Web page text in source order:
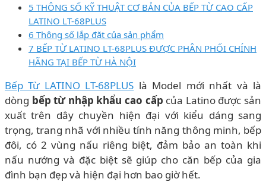
5 THÔNG SỐ KỸ THUẬT CƠ BẢN CỦA BẾP TỪ CAO CẤP
LATINO LT-68PLUS
6 Thông số lắp đặt của sản phẩm
7 BẾP TỪ LATINO LT-68PLUS ĐƯỢC PHÂN PHỐI CHÍNH
HÃNG TẠI BẾP TỪ HÀ NỘI
Bếp Từ LATINO LT-68PLUS là Model mới nhất và là
dòng bếp từ nhập khẩu cao cấp của Latino được sản
xuất trên dây chuyền hiện đại với kiểu dáng sang
trọng, trang nhã với nhiều tính năng thông minh, bếp
đôi, có 2 vùng nấu riêng biệt, đảm bảo an toàn khi
nấu nướng và đặc biệt sẽ giúp cho căn bếp của gia
đình bạn đẹp và hiện đại hơn bao giờ hết.